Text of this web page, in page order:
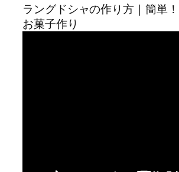
ラングドシャの作り方｜簡単
お菓子作り